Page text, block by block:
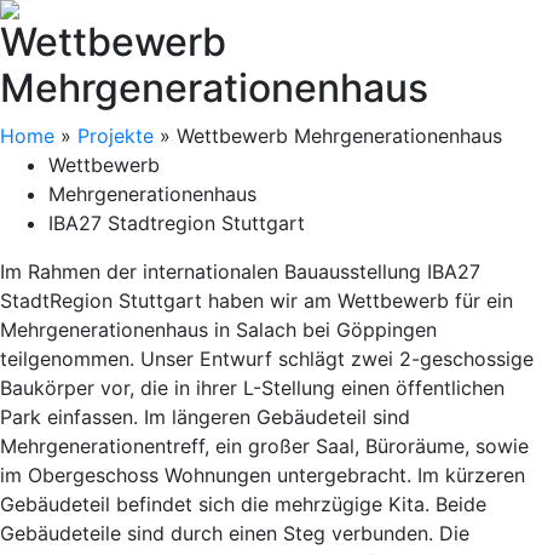
Wettbewerb
Mehrgenerationenhaus
Home » Projekte » Wettbewerb Mehrgenerationenhaus
Wettbewerb
Mehrgenerationenhaus
IBA27 Stadtregion Stuttgart
Im Rahmen der internationalen Bauausstellung IBA27
StadtRegion Stuttgart haben wir am Wettbewerb für ein
Mehrgenerationenhaus in Salach bei Göppingen
teilgenommen. Unser Entwurf schlägt zwei 2-geschossige
Baukörper vor, die in ihrer L-Stellung einen öffentlichen
Park einfassen. Im längeren Gebäudeteil sind
Mehrgenerationentreff, ein großer Saal, Büroräume, sowie
im Obergeschoss Wohnungen untergebracht. Im kürzeren
Gebäudeteil befindet sich die mehrzügige Kita. Beide
Gebäudeteile sind durch einen Steg verbunden. Die